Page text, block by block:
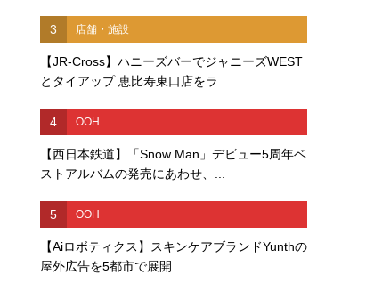
3 店舗・施設
【JR-Cross】ハニーズバーでジャニーズWEST
とタイアップ 恵比寿東口店をラ...
4 OOH
【西日本鉄道】「Snow Man」デビュー5周年ベ
ストアルバムの発売にあわせ、...
5 OOH
【Aiロボティクス】スキンケアブランドYunthの
屋外広告を5都市で展開